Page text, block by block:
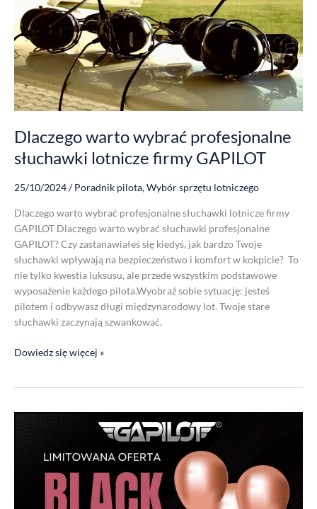
Dlaczego warto wybrać profesjonalne
słuchawki lotnicze firmy GAPILOT
25/10/2024/Poradnik pilota,Wybór sprzętu lotniczego
Dlaczego warto wybrać profesjonalne słuchawki lotnicze firmy
GAPILOT Dlaczego warto wybrać słuchawki profesjonalne
GAPILOT? Czy zastanawiałeś się kiedyś, jak bardzo Twoje
słuchawki wpływają na bezpieczeństwo i komfort w kokpicie? To
nie tylko kwestia luksusu, ale przede wszystkim podstawowe
wyposażenie każdego pilota.Wyobraź sobie sytuację: jesteś
pilotem i odbywasz długi międzynarodowy lot. Twoje stare
słuchawki zaczynają szwankować,
profesjonalne
słuchawki
lotnicze
firmy
GAPILOT
Dowiedz się więcej »
BLACK
FRIDAY
2023
SŁUCHAWKI
LOTNICZE